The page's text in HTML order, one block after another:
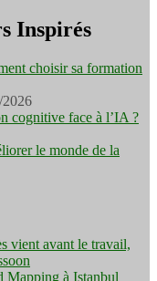
Inspirés
choisir sa formation
2026
cognitive face à l’IA ?
le monde de la
vient avant le travail,
Mapping à Istanbul